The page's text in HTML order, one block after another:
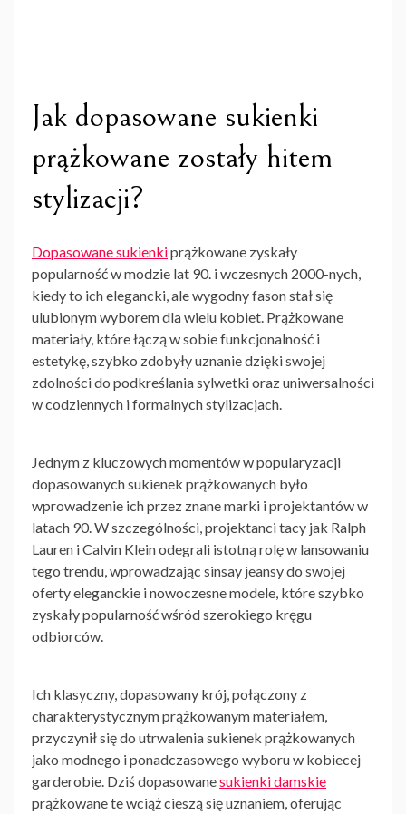
Jak dopasowane sukienki
prążkowane zostały hitem
stylizacji?
Dopasowane sukienkiprążkowane zyskały
popularność w modzie lat 90. i wczesnych 2000-nych,
kiedy to ich elegancki, ale wygodny fason stał się
ulubionym wyborem dla wielu kobiet. Prążkowane
materiały, które łączą w sobie funkcjonalność i
estetykę, szybko zdobyły uznanie dzięki swojej
zdolności do podkreślania sylwetki oraz uniwersalności
w codziennych i formalnych stylizacjach.
Jednym z kluczowych momentów w popularyzacji
dopasowanych sukienek prążkowanych było
wprowadzenie ich przez znane marki i projektantów w
latach 90. W szczególności, projektanci tacy jak Ralph
Lauren i Calvin Klein odegrali istotną rolę w lansowaniu
tego trendu, wprowadzając sinsay jeansy do swojej
oferty eleganckie i nowoczesne modele, które szybko
zyskały popularność wśród szerokiego kręgu
odbiorców.
Ich klasyczny, dopasowany krój, połączony z
charakterystycznym prążkowanym materiałem,
przyczynił się do utrwalenia sukienek prążkowanych
jako modnego i ponadczasowego wyboru w kobiecej
garderobie. Dziśdopasowanesukienki damskie
prążkowanete wciąż cieszą się uznaniem, oferując